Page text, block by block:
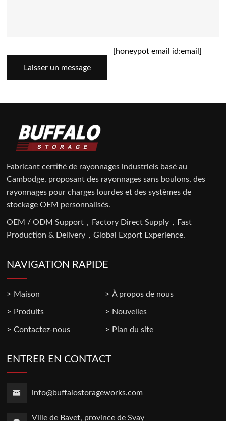
Laisser un message
[honeypot email id:email]
Fabricant certifié de rayonnages industriels basé au
Cambodge, proposant des rayonnages sans boulons, des
rayonnages pour charges lourdes et des systèmes de
stockage OEM personnalisés.
OEM / ODM Support，Factory Direct Supply，Fast
Production & Delivery，Global Export Experience.
NAVIGATION RAPIDE
Maison À propos de nous
Produits Nouvelles
Contactez-nous Plan du site
ENTRER EN CONTACT
info@buffalostorageworks.com
Ville de Bavet, province de Svay